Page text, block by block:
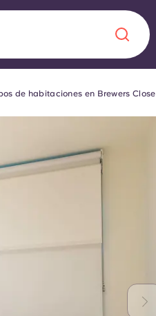
era
innovación,
de habitaciones en Brewers Close